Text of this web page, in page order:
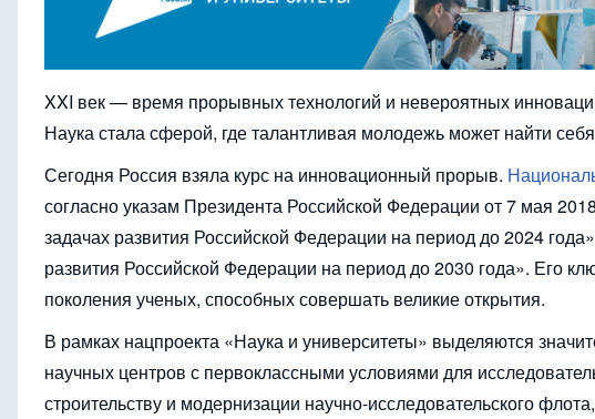
XXI век — время прорывных технологий и невероятных
Наука стала сферой, где талантливая молодежь может найти
Сегодня Россия взяла курс на инновационный прорыв.
согласно указам Президента Российской Федерации от 7 мая
задачах развития Российской Федерации на период до 2024
развития Российской Федерации на период до 2030 года». Его
поколения ученых, способных совершать великие открытия.
В рамках нацпроекта «Наука и университеты» выделяются
научных центров с первоклассными условиями для
строительству и модернизации научно-исследовательского